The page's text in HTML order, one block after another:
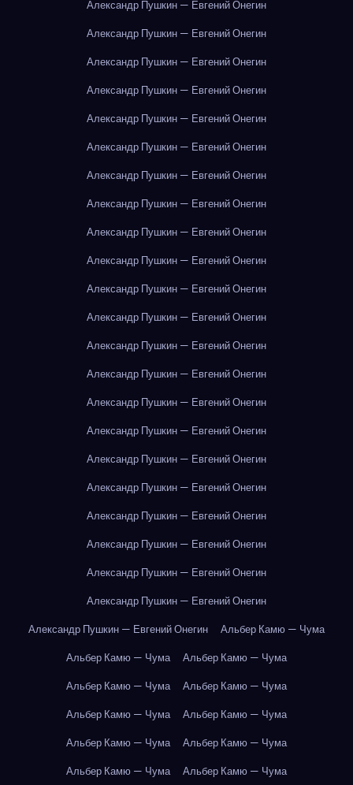
Александр Пушкин — Евгений Онегин
Александр Пушкин — Евгений Онегин
Александр Пушкин — Евгений Онегин
Александр Пушкин — Евгений Онегин
Александр Пушкин — Евгений Онегин
Александр Пушкин — Евгений Онегин
Александр Пушкин — Евгений Онегин
Александр Пушкин — Евгений Онегин
Александр Пушкин — Евгений Онегин
Александр Пушкин — Евгений Онегин
Александр Пушкин — Евгений Онегин
Александр Пушкин — Евгений Онегин
Александр Пушкин — Евгений Онегин
Александр Пушкин — Евгений Онегин
Александр Пушкин — Евгений Онегин
Александр Пушкин — Евгений Онегин
Александр Пушкин — Евгений Онегин
Александр Пушкин — Евгений Онегин
Александр Пушкин — Евгений Онегин
Александр Пушкин — Евгений Онегин
Александр Пушкин — Евгений Онегин
Александр Пушкин — Евгений Онегин
Александр Пушкин — Евгений Онегин
Альбер Камю — Чума
Альбер Камю — Чума
Альбер Камю — Чума
Альбер Камю — Чума
Альбер Камю — Чума
Альбер Камю — Чума
Альбер Камю — Чума
Альбер Камю — Чума
Альбер Камю — Чума
Альбер Камю — Чума
Альбер Камю — Чума